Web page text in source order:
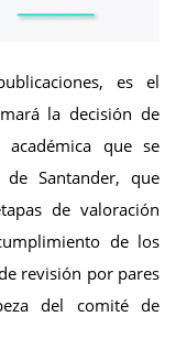
es el
la decisión de
que se
Santander, que
de valoración
de los
revisión por pares
del comité de